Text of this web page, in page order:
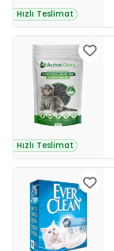
Hızlı Teslimat
Hızlı Teslimat